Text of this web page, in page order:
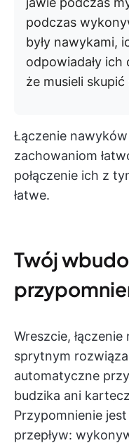
podczas
były nawykami,
odpowiadały ich
że musieli
Łączenie
zachowaniom
połączenie ich z
łatwe.
Twój
Wreszcie,
sprytnym
automatyczne
budzika ani
Przypomnienie
przepływ: